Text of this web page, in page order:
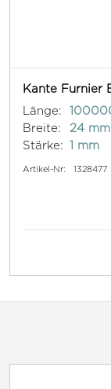
Kante Furnier
Länge:
Breite:
24 mm
Stärke: 1 mm
Artikel-Nr: 1328477